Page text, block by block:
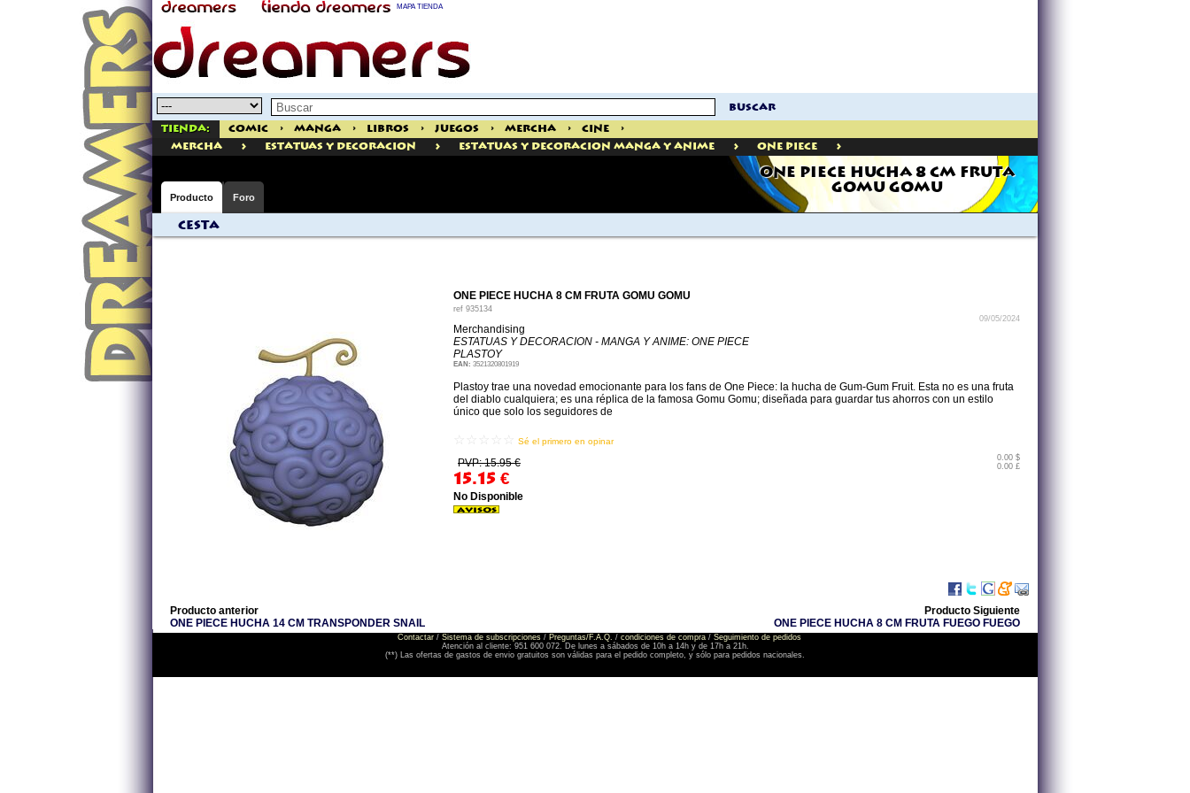
MAPA TIENDA
buscar
Tienda: Comic > Manga > Libros > Juegos > Mercha > Cine
>
mercha
> ESTATUAS Y DECORACION > Estatuas Y Decoracion Manga Y Anime > One Piece >
ONE PIECE HUCHA 8 CM FRUTA
GOMU GOMU
Producto Foro
Cesta
ONE PIECE HUCHA 8 CM FRUTA GOMU GOMU
ref 935134
09/05/2024
Merchandising
ESTATUAS Y DECORACION - MANGA Y ANIME: ONE PIECE
PLASTOY
EAN: 3521320801919
Plastoy trae una novedad emocionante para los fans de One Piece: la hucha de Gum-Gum Fruit. Esta no es una fruta
del diablo cualquiera; es una réplica de la famosa Gomu Gomu; diseñada para guardar tus ahorros con un estilo
único que solo los seguidores de
Sé el primero en opinar
PVP: 15.95 €
15.15 €
0.00 $
0.00 £
No Disponible
Producto anterior
ONE PIECE HUCHA 14 CM TRANSPONDER SNAIL
Producto Siguiente
ONE PIECE HUCHA 8 CM FRUTA FUEGO FUEGO
Contactar / Sistema de subscripciones / Preguntas/F.A.Q. / condiciones de compra / Seguimiento de pedidos
Atención al cliente: 951 600 072. De lunes a sábados de 10h a 14h y de 17h a 21h.
(**) Las ofertas de gastos de envio gratuitos son válidas para el pedido completo, y sólo para pedidos nacionales.